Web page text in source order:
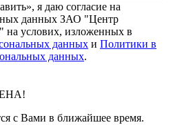
я даю согласие на
данных ЗАО "Центр
на услових, изложенных в
данных и Политики в
данных.
с Вами в ближайшее время.